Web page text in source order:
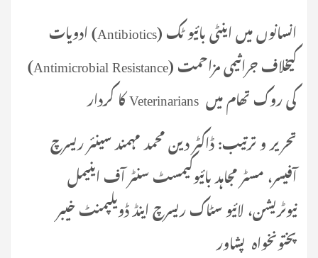
انسانوں میں اینٹی بائیو ٹک (Antibiotics) ادویات
کیخلاف جراثیمی مزاحمت (Antimicrobial Resistance)
کی روک تھام میں Veterinarians کا کردار
تحریر و ترتیب: ڈاکٹر دین محمد مہمند سینئر ریسرچ
آفیسر، مسٹر مجاہد بائیوکیمسٹ سنٹر آف اینیمل
نیوٹریشن، لائیو سٹاک ریسرچ اینڈ ڈویلپمنٹ خیبر
پختونخواہ پشاور